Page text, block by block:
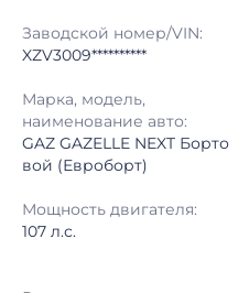
Тип аукциона:
Шаг торгов:
Кол-во ставок:
Регион:
Заводской номер/VIN:
XZV3009**********
Марка, модель,
наименование авто:
GAZ GAZELLE NEXT Борто
вой (Евроборт)
Мощность двигателя:
107 л.с.